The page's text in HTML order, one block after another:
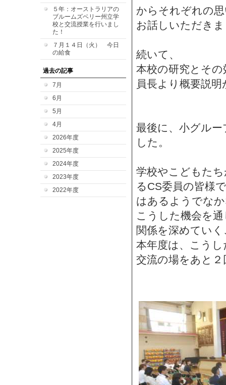
５年：オーストラリアの
ブルームズベリー州立学
校と交流授業を行いまし
た！
７月１４日（火） 今日
の給食
過去の記事
7月
6月
5月
4月
2026年度
2025年度
2024年度
2023年度
2022年度
からそれぞれの
お話しいただき
続いて、
本校の研究とそ
員長より概要説
最後に、小グル
した。
学校やこどもた
るCS委員の皆様
はあるようでな
こうした機会を
関係を深めてい
本年度は、こう
交流の場をあと